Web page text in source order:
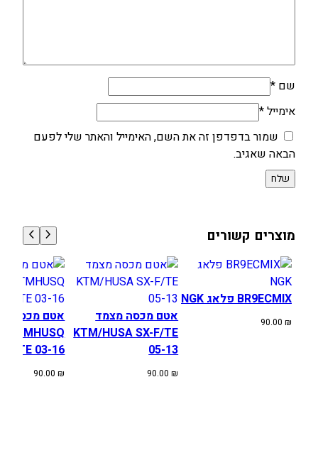
שם *
אימייל*
שמור בדפדפן זה את השם, האימייל והאתר שלי לפעם
הבאה שאגיב.
מוצרים קשורים
BR9ECMIX פלאג NGK
90.00 ₪
אטם מכסה מצמד
KTM/HUSA SX-F/TE
05-13
90.00₪
אטם מכסה
KTMHUSQ
TE 03-16
90.00₪